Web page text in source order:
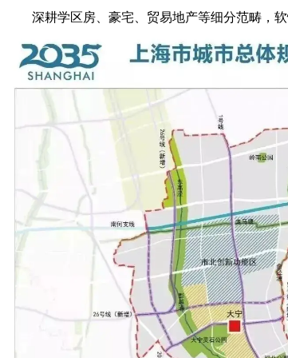
深耕学区房、豪宅、贸易地产等细分范畴，软